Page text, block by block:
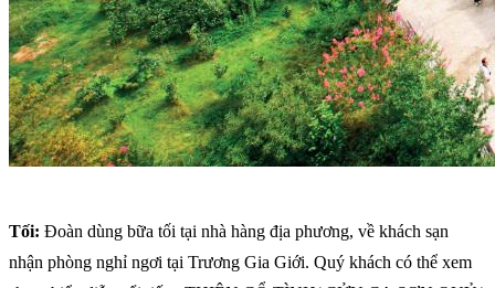
Tối: Đoàn dùng bữa tối tại nhà hàng địa phương, về khách sạn
nhận phòng nghỉ ngơi tại Trương Gia Giới. Quý khách có thể xem